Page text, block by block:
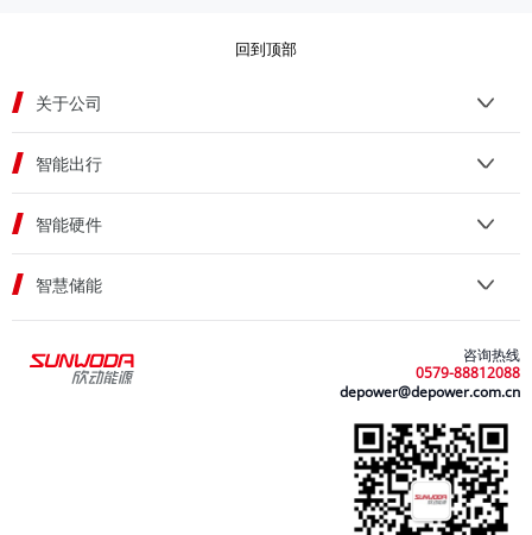
回到顶部
关于公司
智能出行
智能硬件
智慧储能
咨询热线
0579-88812088
depower@depower.com.cn